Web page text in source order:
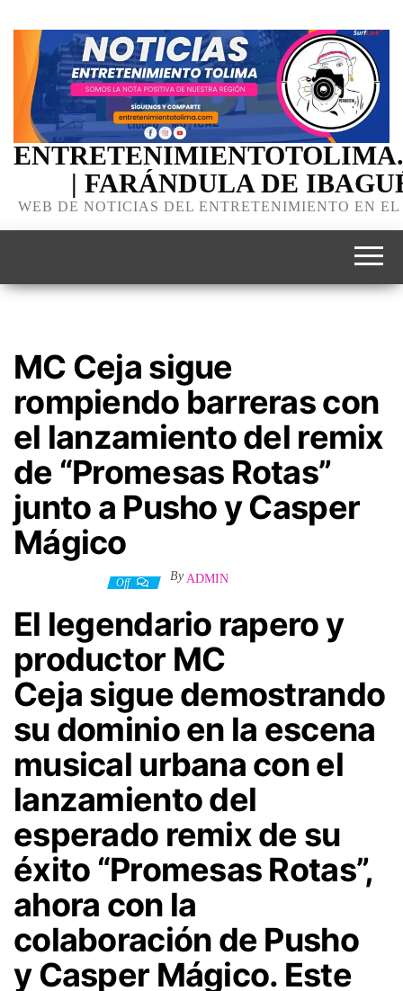
| FARÁNDULA DE
WEB DE NOTICIAS DEL ENTRETENIMIENTO EN
MC Ceja sigue
rompiendo barreras con
el lanzamiento del remix
de “Promesas Rotas”
junto a Pusho y Casper
Mágico
Off By ADMIN
El legendario rapero y
productor MC
Ceja sigue demostrando
su dominio en la escena
musical urbana con el
lanzamiento del
esperado remix de su
éxito “Promesas Rotas”,
ahora con la
colaboración de Pusho
yCasper Mágico. Este